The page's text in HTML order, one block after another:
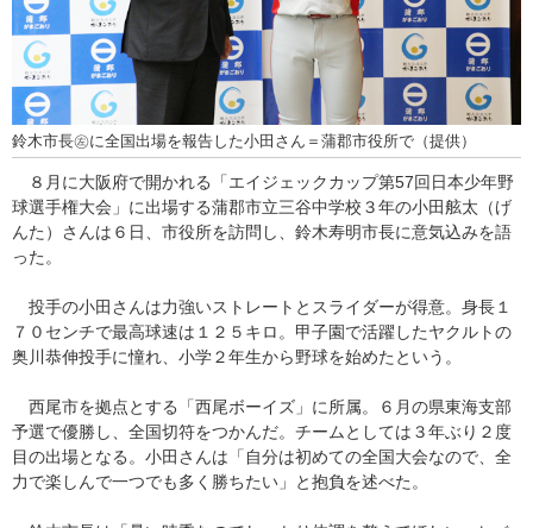
鈴木市長㊧に全国出場を報告した小田さん＝蒲郡市役所で（提供）
８月に大阪府で開かれる「エイジェックカップ第57回日本少年野
球選手権大会」に出場する蒲郡市立三谷中学校３年の小田舷太（げ
んた）さんは６日、市役所を訪問し、鈴木寿明市長に意気込みを語
った。
投手の小田さんは力強いストレートとスライダーが得意。身長１
７０センチで最高球速は１２５キロ。甲子園で活躍したヤクルトの
奥川恭伸投手に憧れ、小学２年生から野球を始めたという。
西尾市を拠点とする「西尾ボーイズ」に所属。６月の県東海支部
予選で優勝し、全国切符をつかんだ。チームとしては３年ぶり２度
目の出場となる。小田さんは「自分は初めての全国大会なので、全
力で楽しんで一つでも多く勝ちたい」と抱負を述べた。